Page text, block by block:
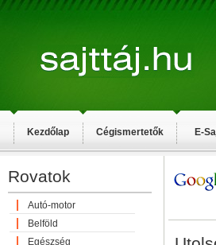
Kezdőlap Cégismertetők E-
Rovatok
Autó-motor
Belföld
Egészség